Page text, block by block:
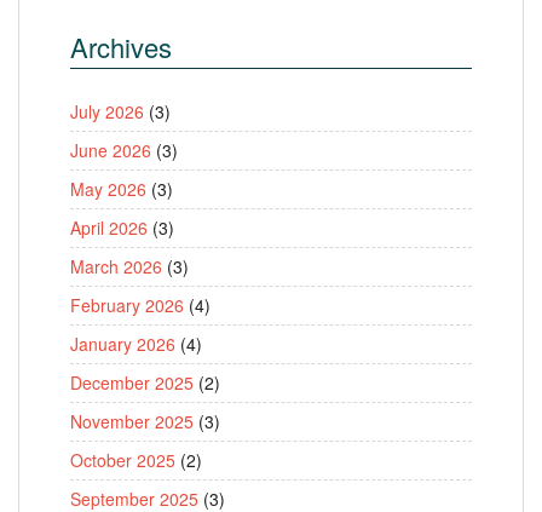
Archives
July 2026 (3)
June 2026 (3)
May 2026 (3)
April 2026 (3)
March 2026 (3)
February 2026 (4)
January 2026 (4)
December 2025 (2)
November 2025 (3)
October 2025 (2)
September 2025 (3)